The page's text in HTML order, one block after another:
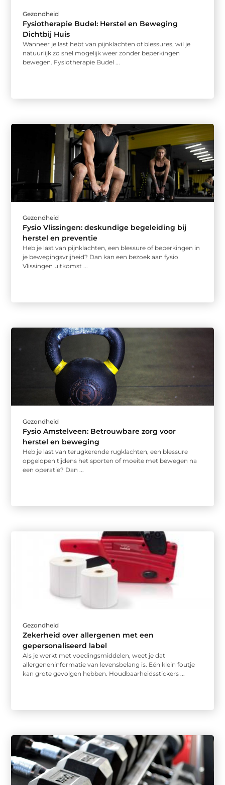
Gezondheid
Fysiotherapie Budel: Herstel en Beweging
Dichtbij Huis
Wanneer je last hebt van pijnklachten of blessures, wil je
natuurlijk zo snel mogelijk weer zonder beperkingen
bewegen. Fysiotherapie Budel ...
Gezondheid
Fysio Vlissingen: deskundige begeleiding bij
herstel en preventie
Heb je last van pijnklachten, een blessure of beperkingen in
je bewegingsvrijheid? Dan kan een bezoek aan fysio
Vlissingen uitkomst ...
Gezondheid
Fysio Amstelveen: Betrouwbare zorg voor
herstel en beweging
Heb je last van terugkerende rugklachten, een blessure
opgelopen tijdens het sporten of moeite met bewegen na
een operatie? Dan ...
Gezondheid
Zekerheid over allergenen met een
gepersonaliseerd label
Als je werkt met voedingsmiddelen, weet je dat
allergeneninformatie van levensbelang is. Eén klein foutje
kan grote gevolgen hebben. Houdbaarheidsstickers ...